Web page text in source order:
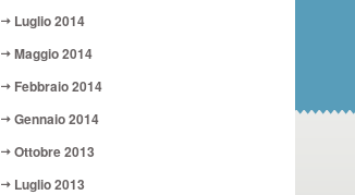
Luglio 2014
Maggio 2014
Febbraio 2014
Gennaio 2014
Ottobre 2013
Luglio 2013